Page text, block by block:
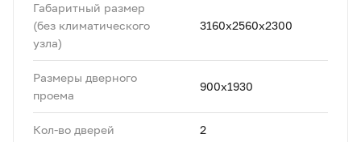
Габаритный размер
(без климатического
узла)
3160х2560х2300
Размеры дверного
проема
900x1930
Кол-во дверей 2